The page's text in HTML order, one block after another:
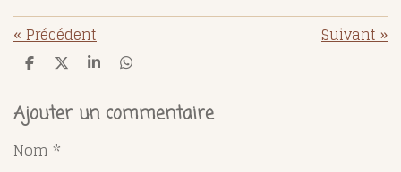
«Précédent Suivant»
P
t
a
e
r
P
t
a
r
P
t
a
r
P
t
a
r
Ajouter un commentaire
Nom *